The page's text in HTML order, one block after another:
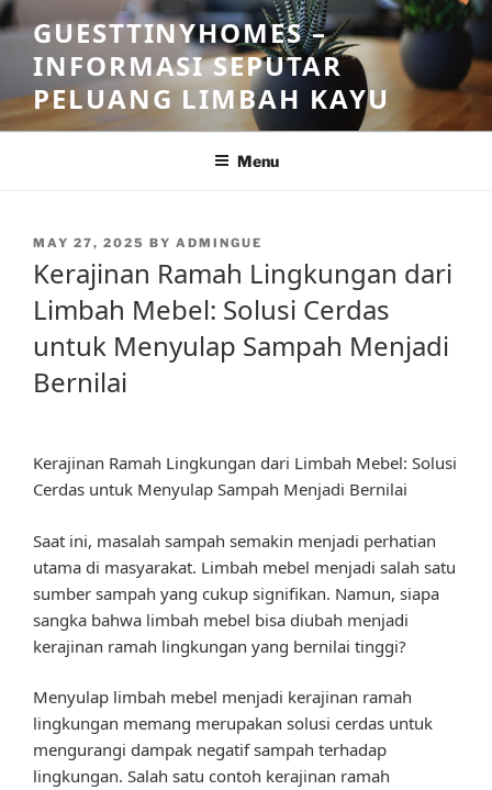
Skip
to
content
GUESTTINYHOMES –
INFORMASI SEPUTAR
PELUANG LIMBAH KAYU
Menu
POSTED
MAY 27, 2025 BY ADMINGUE
Kerajinan Ramah Lingkungan dari
Limbah Mebel: Solusi Cerdas
untuk Menyulap Sampah Menjadi
Bernilai
Kerajinan Ramah Lingkungan dari Limbah Mebel: Solusi
Cerdas untuk Menyulap Sampah Menjadi Bernilai
Saat ini, masalah sampah semakin menjadi perhatian
utama di masyarakat. Limbah mebel menjadi salah satu
sumber sampah yang cukup signifikan. Namun, siapa
sangka bahwa limbah mebel bisa diubah menjadi
kerajinan ramah lingkungan yang bernilai tinggi?
Menyulap limbah mebel menjadi kerajinan ramah
lingkungan memang merupakan solusi cerdas untuk
mengurangi dampak negatif sampah terhadap
lingkungan. Salah satu contoh kerajinan ramah